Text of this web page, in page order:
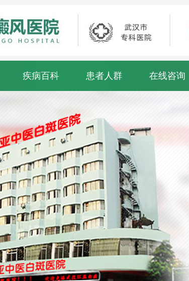
疾病百科 患者人群 在线咨询